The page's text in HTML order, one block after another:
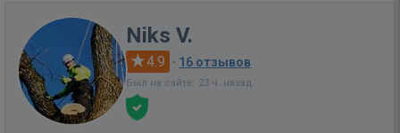
Niks V.
4.9 · 16 отзывов
Был на сайте: 23 ч. назад